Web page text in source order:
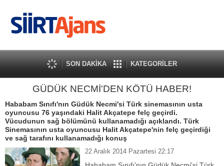
SON DAKİKA KATEGORİLER
GÜDÜK NECMİ'DEN KÖTÜ HABER!
Hababam Sınıfı'nın Güdük Necmi'si Türk sinemasının usta
oyuncusu 76 yaşındaki Halit Akçatepe felç geçirdi.
Vücudunun sağ bölümünü kullanamadığı açıklandı. Türk
Sinemasının usta oyuncusu Halit Akçatepe'nin felç geçirdiği
ve sağ tarafını kullanamadığı konuş
22 Aralık 2014 Pazartesi 22:17